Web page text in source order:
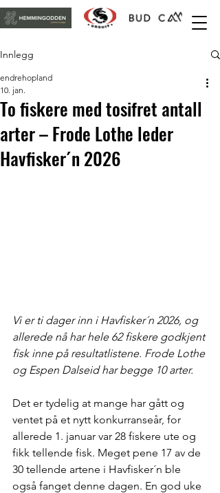
Innlegg
To fiskere med tosifret antall
arter – Frode Lothe leder
Havfisker´n 2026
endrehopland
10. jan.
Vi er ti dager inn i Havfisker´n 2026, og
allerede nå har hele 62 fiskere godkjent
fisk inne på resultatlistene. Frode Lothe
og Espen Dalseid har begge 10 arter.
Det er tydelig at mange har gått og
ventet på et nytt konkurranseår, for
allerede 1. januar var 28 fiskere ute og
fikk tellende fisk. Meget pene 17 av de
30 tellende artene i Havfisker´n ble
også fanget denne dagen. En god uke